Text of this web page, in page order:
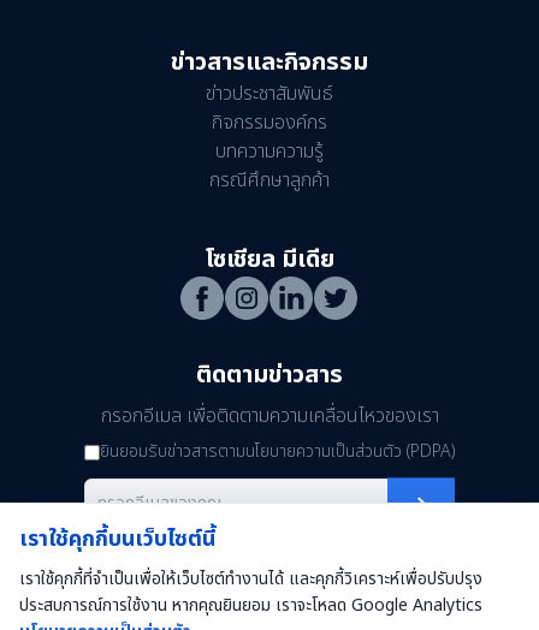
ข่าวสารและกิจกรรม
ข่าวประชาสัมพันธ์
กิจกรรมองค์กร
บทความความรู้
กรณีศึกษาลูกค้า
โซเชียล มีเดีย
ติดตามข่าวสาร
กรอกอีเมล เพื่อติดตามความเคลื่อนไหวของเรา
ยินยอมรับข่าวสารตามนโยบายความเป็นส่วนตัว (PDPA)
เราใช้คุกกี้บนเว็บไซต์นี้
เราใช้คุกกี้ที่จำเป็นเพื่อให้เว็บไซต์ทำงานได้ และคุกกี้วิเคราะห์เพื่อปรับปรุง
ประสบการณ์การใช้งาน หากคุณยินยอม เราจะโหลด Google Analytics